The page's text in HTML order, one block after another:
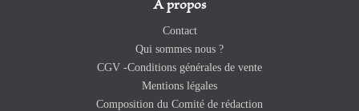
A propos
Contact
Qui sommes nous ?
CGV -Conditions générales de vente
Mentions légales
Composition du Comité de rédaction